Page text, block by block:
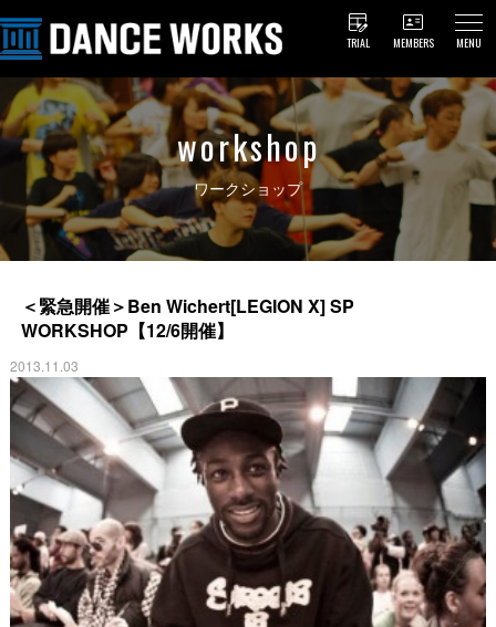
TRIAL MEMBERS MENU
workshop
ワークショップ
＜緊急開催＞Ben Wichert[LEGION X] SP
WORKSHOP【12/6開催】
2013.11.03